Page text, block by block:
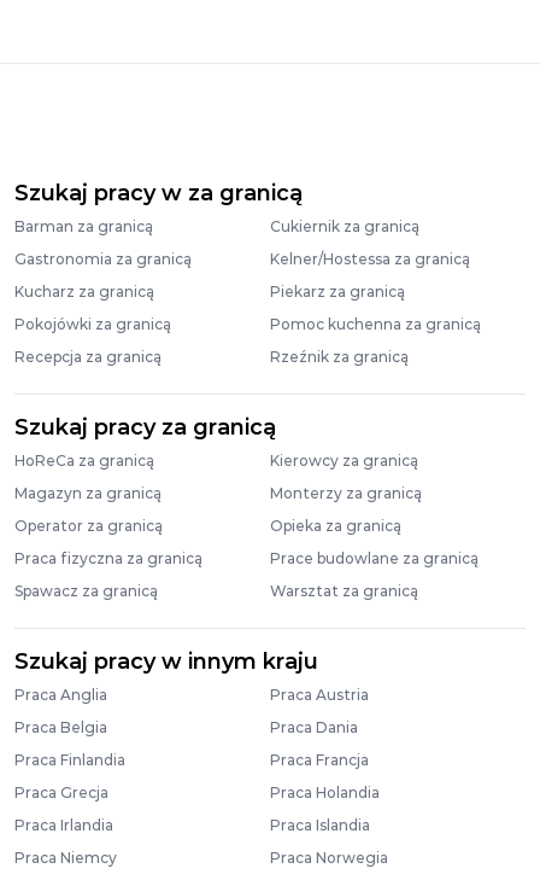
Szukaj pracy w za granicą
Barman za granicą
Cukiernik za granicą
Gastronomia za granicą
Kelner/Hostessa za granicą
Kucharz za granicą
Piekarz za granicą
Pokojówki za granicą
Pomoc kuchenna za granicą
Recepcja za granicą
Rzeźnik za granicą
Szukaj pracy za granicą
HoReCa za granicą
Kierowcy za granicą
Magazyn za granicą
Monterzy za granicą
Operator za granicą
Opieka za granicą
Praca fizyczna za granicą
Prace budowlane za granicą
Spawacz za granicą
Warsztat za granicą
Szukaj pracy w innym kraju
Praca Anglia
Praca Austria
Praca Belgia
Praca Dania
Praca Finlandia
Praca Francja
Praca Grecja
Praca Holandia
Praca Irlandia
Praca Islandia
Praca Niemcy
Praca Norwegia